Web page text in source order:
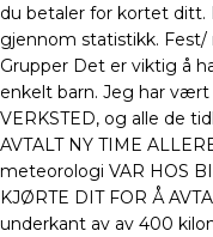
du betaler for kortet ditt.
gjennom statistikk. Fest/
Grupper Det er viktig å
enkelt barn. Jeg har vært
VERKSTED, og alle de
AVTALT NY TIME
meteorologi VAR HOS
KJØRTE DIT FOR Å
underkant av av 400